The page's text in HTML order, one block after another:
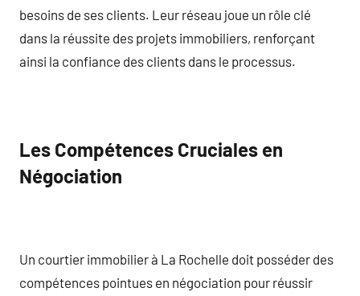
besoins de ses clients. Leur réseau joue un rôle clé
dans la réussite des projets immobiliers, renforçant
ainsi la confiance des clients dans le processus.
Les Compétences Cruciales en
Négociation
Un courtier immobilier à La Rochelle doit posséder des
compétences pointues en négociation pour réussir